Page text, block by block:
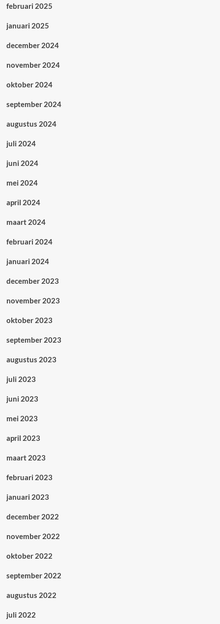
februari 2025
januari 2025
december 2024
november 2024
oktober 2024
september 2024
augustus 2024
juli 2024
juni 2024
mei 2024
april 2024
maart 2024
februari 2024
januari 2024
december 2023
november 2023
oktober 2023
september 2023
augustus 2023
juli 2023
juni 2023
mei 2023
april 2023
maart 2023
februari 2023
januari 2023
december 2022
november 2022
oktober 2022
september 2022
augustus 2022
juli 2022